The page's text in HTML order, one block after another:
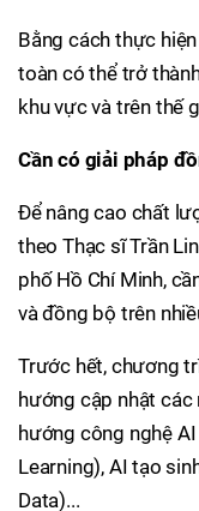
Bằng cách thực
toàn có thể trở
khu vực và trên thế
Cần có giải pháp
Để nâng cao chất
theo Thạc sĩ Trần
phố Hồ Chí Minh,
và đồng bộ trên
Trước hết, chương
hướng cập nhật
hướng công nghệ
Learning), AI tạo
Data)...